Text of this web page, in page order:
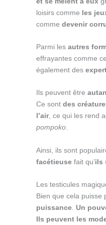
loisirs comme les
comme devenir
Parmi les autres
effrayantes comme
également des
Ils peuvent être
Ce sont des
l’air, ce qui les rend
pompoko.
Ainsi, ils sont
facétieuse fait qu’ils
Les testicules
Bien que cela puisse
puissance Un
Ils peuvent les